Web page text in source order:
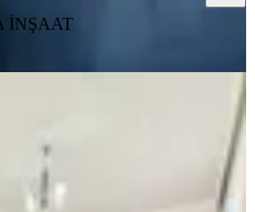
İNŞAAT
Fazıl Mahallesi